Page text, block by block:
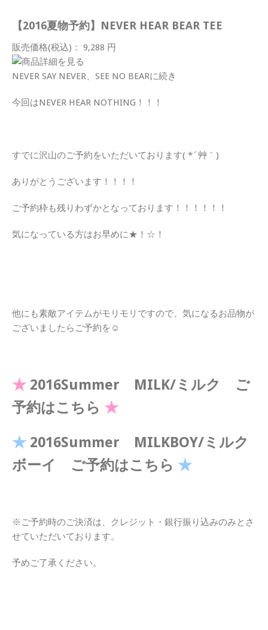
【2016夏物予約】NEVER HEAR BEAR TEE
販売価格(税込)： 9,288 円
NEVER SAY NEVER、SEE NO BEARに続き
今回はNEVER HEAR NOTHING！！！
すでに沢山のご予約をいただいております( *´艸｀)
ありがとうございます！！！！
ご予約枠も残りわずかとなっております！！！！！！
気になっている方はお早めに★！☆！
他にも素敵アイテムがモリモリですので、気になるお品物が
ございましたらご予約を☺
★ 2016Summer MILK/ミルク ご
予約はこちら ★
★ 2016Summer MILKBOY/ミルク
ボーイ ご予約はこちら ★
※ご予約時のご決済は、クレジット・銀行振り込みのみとさ
せていただいております。
予めご了承ください。